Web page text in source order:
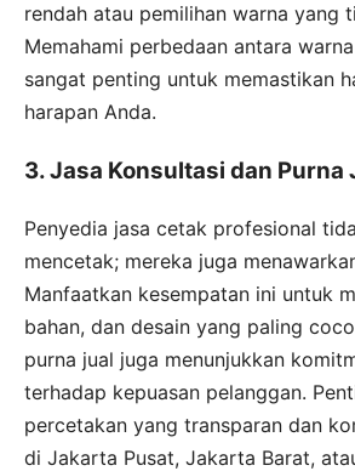
rendah atau pemilihan warna yang
Memahami perbedaan antara
sangat penting untuk memastikan
harapan Anda.
3. Jasa Konsultasi dan Purna
Penyedia jasa cetak profesional
mencetak; mereka juga
Manfaatkan kesempatan ini untuk
bahan, dan desain yang paling
purna jual juga menunjukkan
terhadap kepuasan pelanggan.
percetakan yang transparan dan
di Jakarta Pusat, Jakarta Barat,